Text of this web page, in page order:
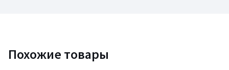
Похожие товары